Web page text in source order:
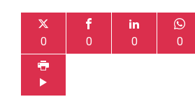
0 0 0 0